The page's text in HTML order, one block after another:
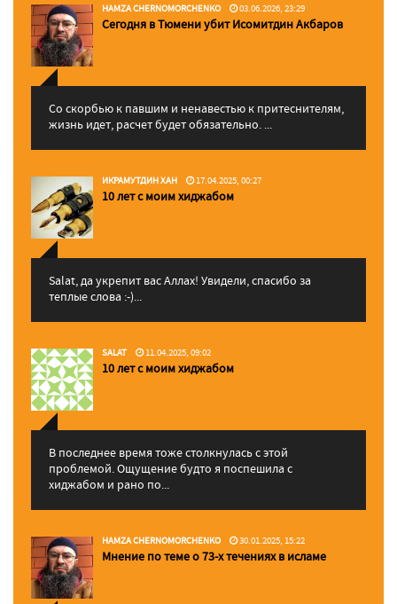
HAMZA CHERNOMORCHENKO 03.06.2026, 23:29
Сегодня в Тюмени убит Исомитдин Акбаров
Со скорбью к павшим и ненавестью к притеснителям,
жизнь идет, расчет будет обязательно. ...
ИКРАМУТДИН ХАН 17.04.2025, 00:27
10 лет с моим хиджабом
Salat, да укрепит вас Аллаx! Увидели, спасибо за
теплые слова :-)...
SALAT 11.04.2025, 09:02
10 лет с моим хиджабом
В последнее время тоже столкнулась с этой
проблемой. Ощущение будто я поспешила с
хиджабом и рано по...
HAMZA CHERNOMORCHENKO 30.01.2025, 15:22
Мнение по теме о 73-х течениях в исламе